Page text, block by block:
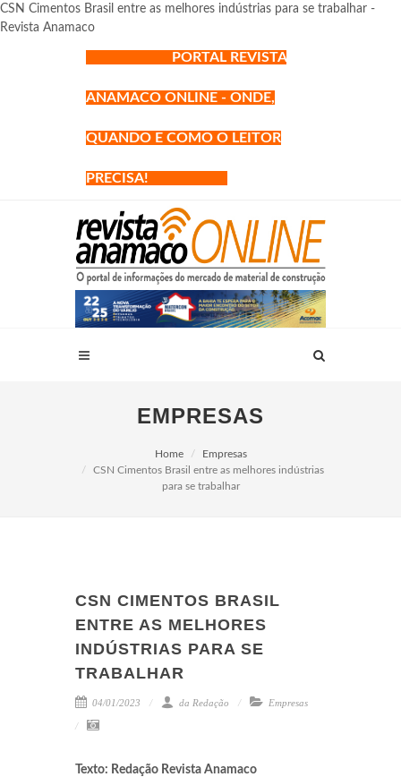
CSN Cimentos Brasil entre as melhores indústrias para se trabalhar -
Revista Anamaco
PORTAL REVISTA
ANAMACO ONLINE - ONDE,
QUANDO E COMO O LEITOR
PRECISA!
EMPRESAS
Home
Empresas
CSN Cimentos Brasil entre as melhores indústrias
para se trabalhar
CSN CIMENTOS BRASIL
ENTRE AS MELHORES
INDÚSTRIAS PARA SE
TRABALHAR
04/01/2023 da Redação Empresas
Texto: Redação Revista Anamaco